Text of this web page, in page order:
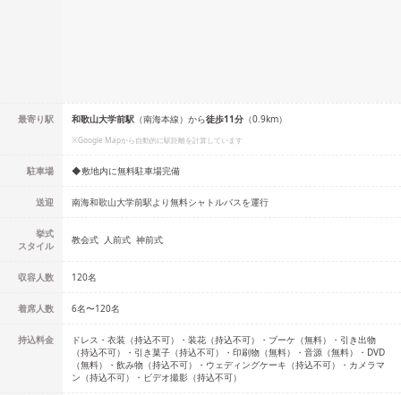
最寄り駅 和歌山大学前駅 （南海本線） から徒歩11分 （0.9km）
※Google Mapから自動的に駅距離を計算しています
駐車場 ◆敷地内に無料駐車場完備
送迎 南海和歌山大学前駅より無料シャトルバスを運行
挙式
スタイル
教会式 人前式 神前式
収容人数 120名
着席人数 6名〜120名
持込料金
ドレス・衣装（持込不可）・装花（持込不可）・ブーケ（無料）・引き出物
（持込不可）・引き菓子（持込不可）・印刷物（無料）・音源（無料）・DVD
（無料）・飲み物（持込不可）・ウェディングケーキ（持込不可）・カメラマ
ン（持込不可）・ビデオ撮影（持込不可）